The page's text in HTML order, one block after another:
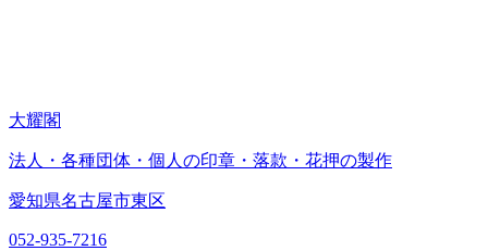
大耀閣
法人・各種団体・個人の印章・落款・花押の製作
愛知県名古屋市東区
052-935-7216